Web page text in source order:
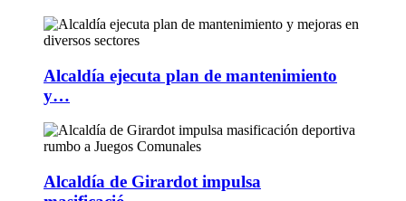
Alcaldía ejecuta plan de mantenimiento
y…
Alcaldía de Girardot impulsa